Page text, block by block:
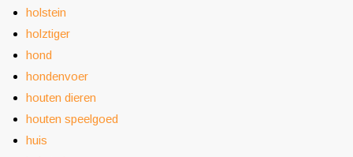
holstein
holztiger
hond
hondenvoer
houten dieren
houten speelgoed
huis